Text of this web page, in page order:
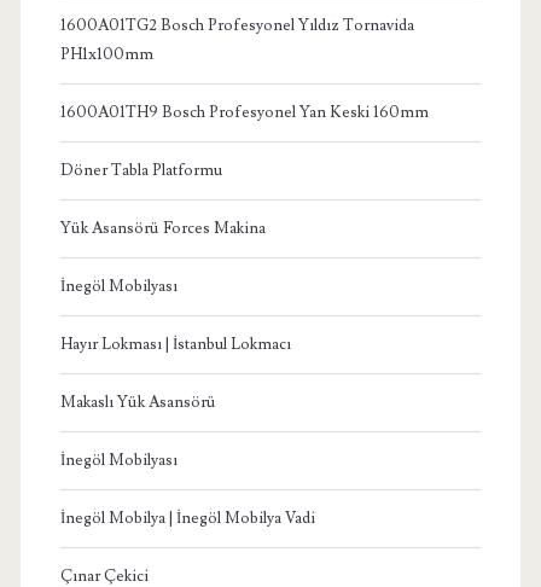
1600A01TG2 Bosch Profesyonel Yıldız Tornavida
PH1x100mm
1600A01TH9 Bosch Profesyonel Yan Keski 160mm
Döner Tabla Platformu
Yük Asansörü Forces Makina
İnegöl Mobilyası
Hayır Lokması | İstanbul Lokmacı
Makaslı Yük Asansörü
İnegöl Mobilyası
İnegöl Mobilya | İnegöl Mobilya Vadi
Çınar Çekici